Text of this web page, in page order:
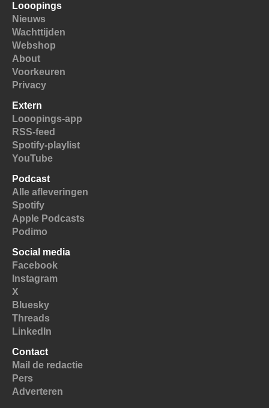
Looopings
Nieuws
Wachttijden
Webshop
About
Voorkeuren
Privacy
Extern
Looopings-app
RSS-feed
Spotify-playlist
YouTube
Podcast
Alle afleveringen
Spotify
Apple Podcasts
Podimo
Social media
Facebook
Instagram
X
Bluesky
Threads
LinkedIn
Contact
Mail de redactie
Pers
Adverteren